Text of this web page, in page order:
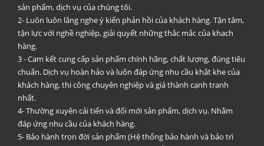
sản phẩm, dịch vụ của chúng tôi.
2- Luôn luôn lắng nghe ý kiến phản hồi của khách hàng. Tận tâm,
tận lực với nghề nghiệp, giải quyết những thắc mắc của khach
hàng.
3 - Cam kết cung cấp sản phẩm chính hãng, chất lượng, đúng tiêu
chuẩn. Dịch vụ hoàn hảo và luôn đáp ứng nhu cầu khắt khe của
khách hàng, thi công chuyên nghiệp và giá thành cạnh tranh
nhất.
4- Thường xuyên cải tiến và đổi mới sản phẩm, dịch vụ. Nhằm
đáp ứng nhu cầu của khách hàng.
5- Bảo hành trọn đời sản phẩm (Hệ thống bảo hành và bảo trì